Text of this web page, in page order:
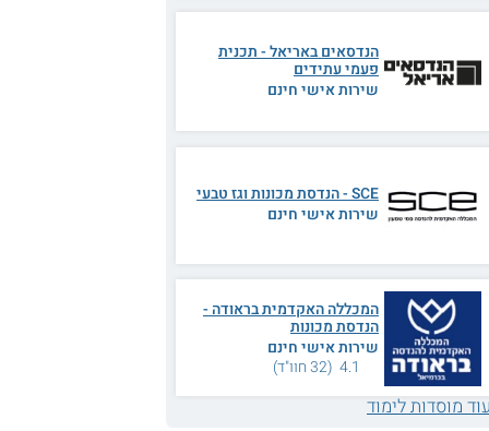
הנדסאים באריאל - תכנית
פעמי עתידים
שירות אישי חינם
SCE - הנדסת מכונות וגז טבעי
שירות אישי חינם
המכללה האקדמית בראודה -
הנדסת מכונות
שירות אישי חינם
4.1 (32 חוו"ד)
מוסדות לימוד